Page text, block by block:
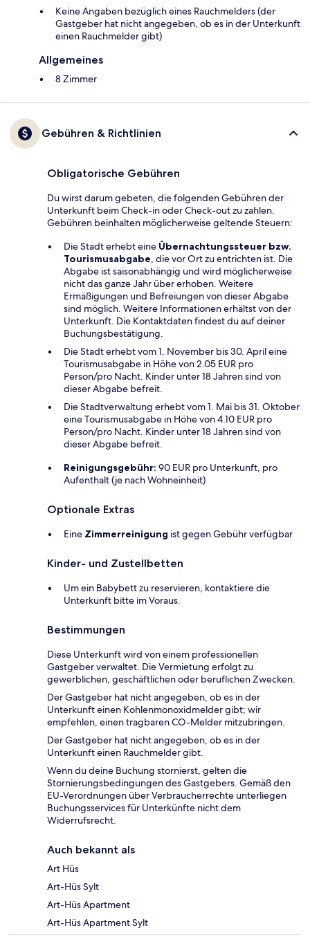
Keine Angaben bezüglich eines Rauchmelders (der
Gastgeber hat nicht angegeben, ob es in der Unterkunft
einen Rauchmelder gibt)
Allgemeines
8 Zimmer
Gebühren & Richtlinien
Obligatorische Gebühren
Du wirst darum gebeten, die folgenden Gebühren der
Unterkunft beim Check-in oder Check-out zu zahlen.
Gebühren beinhalten möglicherweise geltende Steuern:
Die Stadt erhebt eine Übernachtungssteuer bzw.
Tourismusabgabe, die vor Ort zu entrichten ist. Die
Abgabe ist saisonabhängig und wird möglicherweise
nicht das ganze Jahr über erhoben. Weitere
Ermäßigungen und Befreiungen von dieser Abgabe
sind möglich. Weitere Informationen erhältst von der
Unterkunft. Die Kontaktdaten findest du auf deiner
Buchungsbestätigung.
Die Stadt erhebt vom 1. November bis 30. April eine
Tourismusabgabe in Höhe von 2.05 EUR pro
Person/pro Nacht. Kinder unter 18 Jahren sind von
dieser Abgabe befreit.
Die Stadtverwaltung erhebt vom 1. Mai bis 31. Oktober
eine Tourismusabgabe in Höhe von 4.10 EUR pro
Person/pro Nacht. Kinder unter 18 Jahren sind von
dieser Abgabe befreit.
Reinigungsgebühr: 90 EUR pro Unterkunft, pro
Aufenthalt (je nach Wohneinheit)
Optionale Extras
Eine Zimmerreinigung ist gegen Gebühr verfügbar
Kinder- und Zustellbetten
Um ein Babybett zu reservieren, kontaktiere die
Unterkunft bitte im Voraus.
Bestimmungen
Diese Unterkunft wird von einem professionellen
Gastgeber verwaltet. Die Vermietung erfolgt zu
gewerblichen, geschäftlichen oder beruflichen Zwecken.
Der Gastgeber hat nicht angegeben, ob es in der
Unterkunft einen Kohlenmonoxidmelder gibt; wir
empfehlen, einen tragbaren CO-Melder mitzubringen.
Der Gastgeber hat nicht angegeben, ob es in der
Unterkunft einen Rauchmelder gibt.
Wenn du deine Buchung stornierst, gelten die
Stornierungsbedingungen des Gastgebers. Gemäß den
EU-Verordnungen über Verbraucherrechte unterliegen
Buchungsservices für Unterkünfte nicht dem
Widerrufsrecht.
Auch bekannt als
Art Hüs
Art-Hüs Sylt
Art-Hüs Apartment
Art-Hüs Apartment Sylt